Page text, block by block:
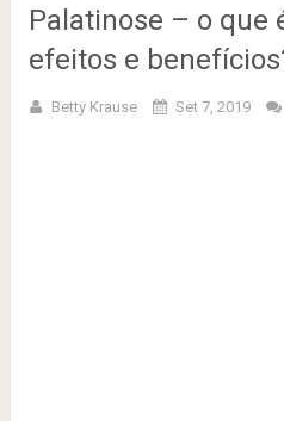
Palatinose – o que
efeitos e
Betty Krause Set 7, 2019